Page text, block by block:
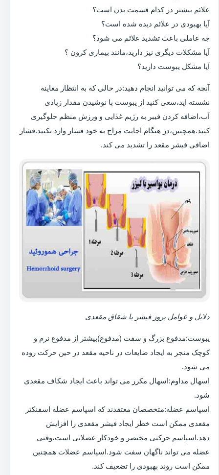
علائم بیشتر در کدام قسمت بدن است؟
آیا بهبودی در علائم دیده شده است؟
چه عاملی باعث تشدید علائم می شود؟
آیا مشکلات دیگری نیز دارید،مانند بیماری کرون ؟
آیا مشکل یبوست دارید؟
آنچه که می توانید انجام دهید:در حالی که به انتظار معاینه
نشسته اید،سعی کنید از یبوست با نوشیدن مقدار زیادی
آب،اضافه کردن فیبر به رژیم غذایی و ورزش منظم جلوگیری
کنید.همچنین،در هنگام اجابت مزاج به خود فشار وارد نکنید.فشار
اضافی فیشر مقعد را تشدید می کند.
دلایل و عوامل بروز فیشر یا شقاق مقعدی
یبوست:مدفوع بزرگ و سفت (مدفوع)بیشتر از مدفوع نرم و
کوچک منجر به ایجاد ضایعات در ناحیه مقعد در حین حرکت روده
می شود.
اسهال مداوم:اسهال مکرر می تواند باعث ایجاد شکاف مقعدی
شود.
اسپاسم عضله:متخصصان معتقدند که اسپاسم عضله اسفنکتر
مقعدی ممکن است خطر ایجاد فیشر مقعدی را افزایش
دهد.اسپاسم حرکتی مختصر و خودکار عضلانی است،وقتی
عضله می تواند ناگهان سفت شود.اسپاسم عضلات همچنین
ممکن است روند بهبودی را تضعیف کند.